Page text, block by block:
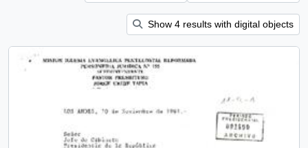
Show 4 results with digital objects